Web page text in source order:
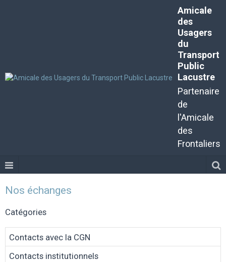
Amicale
des
Usagers
du
Transport
Public
Lacustre
Partenaire
de
l'Amicale
des
Frontaliers
Nos échanges
Catégories
Contacts avec la CGN
Contacts institutionnels